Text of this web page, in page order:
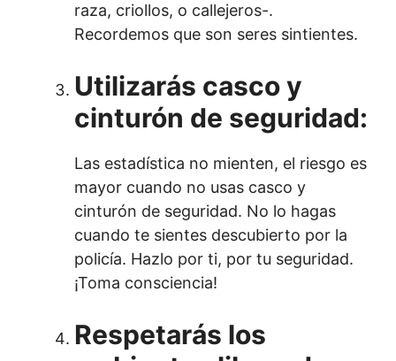
raza, criollos, o callejeros-.
Recordemos que son seres sintientes.
Utilizarás casco y
cinturón de seguridad:
Las estadística no mienten, el riesgo es
mayor cuando no usas casco y
cinturón de seguridad. No lo hagas
cuando te sientes descubierto por la
policía. Hazlo por ti, por tu seguridad.
¡Toma consciencia!
Respetarás los